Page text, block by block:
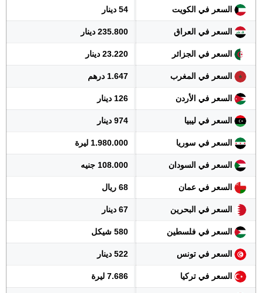
السعر في الكويت 54 دينار
السعر في العراق 235.800 دينار
السعر في الجزائر 23.220 دينار
السعر في المغرب 1.647 درهم
السعر في الأردن 126 دينار
السعر في ليبيا 974 دينار
السعر في سوريا 1.980.000 ليرة
السعر في السودان 108.000 جنيه
السعر في عمان 68 ريال
السعر في البحرين 67 دينار
السعر في فلسطين 580 شيكل
السعر في تونس 522 دينار
السعر في تركيا 7.686 ليرة